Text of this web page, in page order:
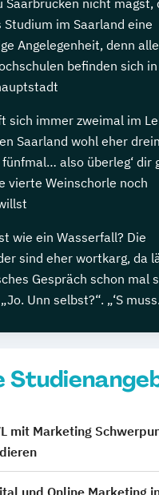
Studium im Saarland eine
Angelegenheit, denn alle
befinden sich
sich immer zweimal im
Saarland wohl eher
also überleg‘ dir
vierte Weinschorle noch
wie ein Wasserfall? Die
sind eher wortkarg, da
Gespräch schon mal
Unn selbst?“. „‘S
mit Marketing
und Online Marketing